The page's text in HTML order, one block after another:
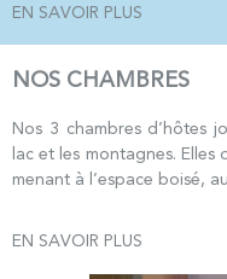
EN SAVOIR PLUS
NOS CHAMBRES
Nos 3 chambres d’hôtes
lac et les montagnes.
menant à l’espace boisé,
EN SAVOIR PLUS